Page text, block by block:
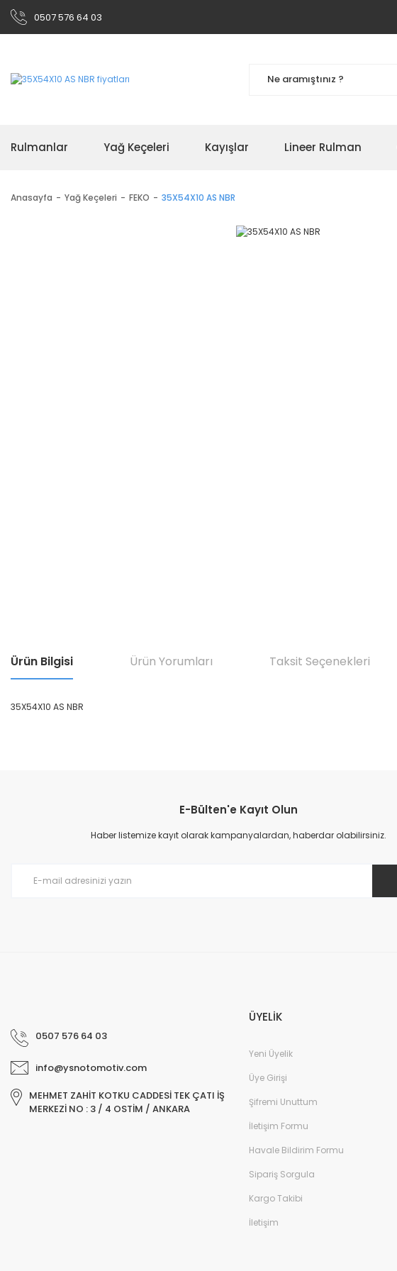
0507 576 64 03
Rulmanlar Yağ Keçeleri Kayışlar Lineer Rulman
Anasayfa Yağ Keçeleri FEKO 35X54X10 AS NBR
Ürün Bilgisi Ürün Yorumları Taksit Seçenekleri
35X54X10 AS NBR
Ürün resmi kalitesiz, bozuk veya görüntülenemiyor.
Ürün açıklamasında eksik bilgiler bulunuyor.
E-Bülten'e Kayıt Olun
Haber listemize kayıt olarak kampanyalardan, haberdar olabilirsiniz.
0507 576 64 03
info@ysnotomotiv.com
MEHMET ZAHİT KOTKU CADDESİ TEK ÇATI İŞ
MERKEZİ NO : 3 / 4 OSTİM / ANKARA
ÜYELİK
Yeni Üyelik
Üye Girişi
Şifremi Unuttum
İletişim Formu
Havale Bildirim Formu
Sipariş Sorgula
Kargo Takibi
İletişim